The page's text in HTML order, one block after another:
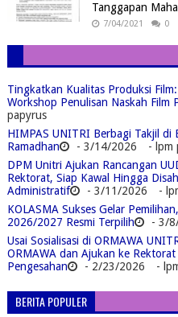
Tanggapan
7/04/2021 0
Tingkatkan Kualitas Produksi
Workshop Penulisan Naskah Film
papyrus
HIMPAS UNITRI Berbagi Takjil di
Ramadhan
- 3/14/2026
- lpm
DPM Unitri Ajukan Rancangan
Rektorat, Siap Kawal Hingga
Administratif
- 3/11/2026
-
KOLASMA Sukses Gelar
2026/2027 Resmi Terpilih
- 3/
Usai Sosialisasi di ORMAWA
ORMAWA dan Ajukan ke
Pengesahan
- 2/23/2026 -
BERITA POPULER